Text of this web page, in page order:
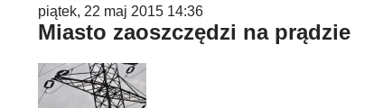
piątek, 22 maj 2015 14:36
Miasto zaoszczędzi na prądzie